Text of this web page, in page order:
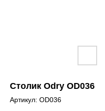
Столик Odry OD036
Артикул: OD036